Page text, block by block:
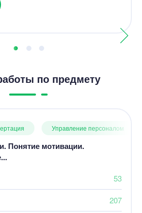
по предмету
Управление персоналом
Понятие мотивации.
53
207